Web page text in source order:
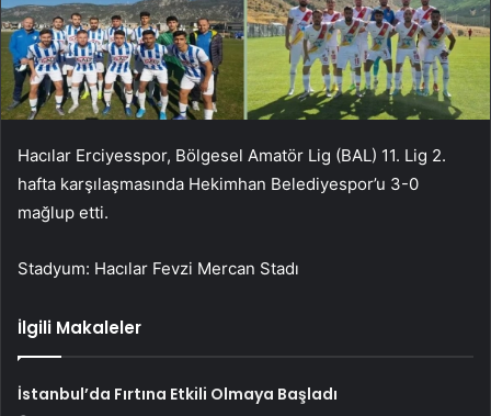
Hacılar Erciyesspor, Bölgesel Amatör Lig (BAL) 11. Lig 2.
hafta karşılaşmasında Hekimhan Belediyespor’u 3-0
mağlup etti.
Stadyum: Hacılar Fevzi Mercan Stadı
İlgili Makaleler
İstanbul’da Fırtına Etkili Olmaya Başladı